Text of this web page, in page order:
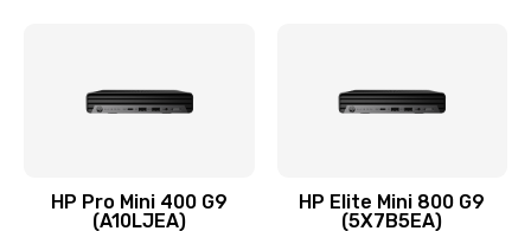
HP Pro Mini 400 G9
(A10LJEA)
HP Elite Mini 800 G9
(5X7B5EA)